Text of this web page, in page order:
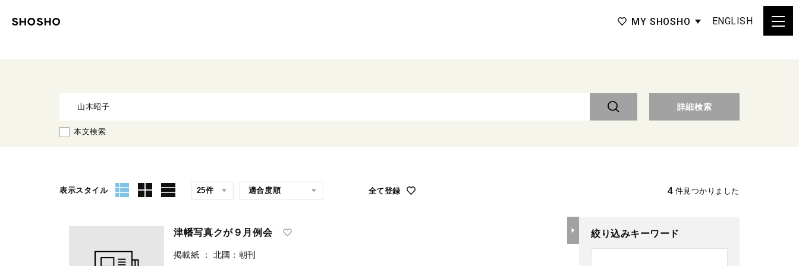
MY SHOSHO ENGLISH
詳細検索
本文検索
表示スタイル 全て登録 4 件見つかりました
津幡写真クが９月例会
掲載紙 ：
北國：朝刊
絞り込みキーワード